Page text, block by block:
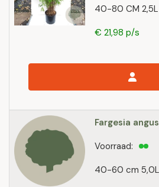
40-80 CM 2,5L
€ 21,98 p/s
Fargesia
40-60 cm 5,0L
Voorraad: